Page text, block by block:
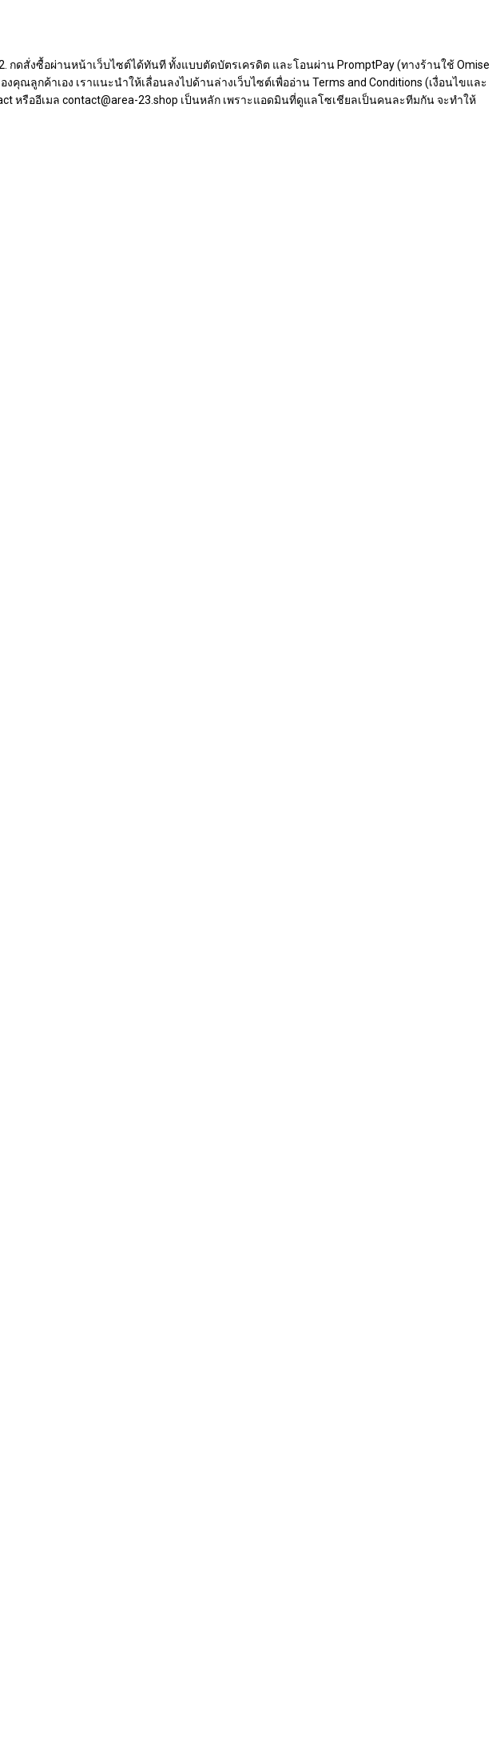
ดสั่งซื้อผ่านหน้าเว็บไซต์ได้ทันที ทั้งแบบตัดบัตรเครดิต และโอนผ่าน PromptPay (ทางร้านใช้ Omise
ณลูกค้าเอง เราแนะนำให้เลื่อนลงไปด้านล่างเว็บไซต์เพื่ออ่าน Terms and Conditions (เงื่อนไขและ
รืออีเมล contact@area-23.shop เป็นหลัก เพราะแอดมินที่ดูแลโซเชียลเป็นคนละทีมกัน จะทำให้